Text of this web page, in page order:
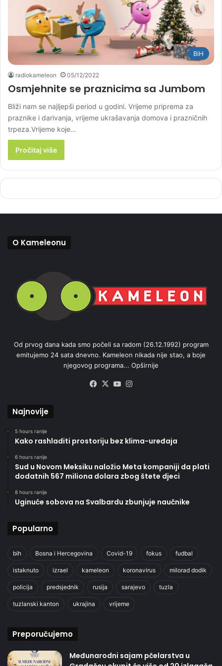
BiH
radiokameleon 05/12/2022
Osmjehnite se praznicima sa Jumbom
Bliži nam se najljepši period u godini. Vrijeme priprema za
praznike i darivanja, vrijeme ukrašavanja domova i prazničnih
trpeza.Vrijeme koje…
Pročitaj više
O Kameleonu
Od prvog dana kada smo počeli sa radom (26.12.1992) program
emitujemo 24 sata dnevno. Kameleon nikada nije stao, a boje
njegovog programa... Opširnije
Facebook
X YouTube
Najnovije
5 hours ranije
Kako rashladiti prostoriju bez klima-uređaja
6 hours ranije
Sud u Novom Meksiku naložio Meta kompaniji da plati
dodatnih 567 miliona dolara zbog štete djeci
8 hours ranije
Uginuće sobova na Svalbardu zbunjuje naučnike
Popularno
bih Bosna i Hercegovina Covid-19 fokus fudbal
istaknuto izrael kameleon koronavirus milorad dodik
policija predsjednik rusija sarajevo tuzla
tuzlanski kanton ukrajina vrijeme
Preporučujemo
Međunarodni sajam pčelarstva u